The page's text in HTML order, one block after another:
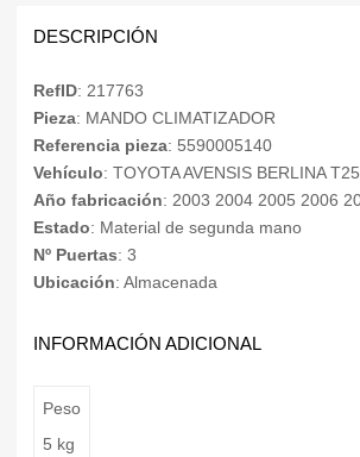
DESCRIPCIÓN
RefID: 217763
Pieza: MANDO CLIMATIZADOR
Referencia pieza: 5590005140
Vehículo: TOYOTA AVENSIS BERLINA T25
Año fabricación: 2003 2004 2005 2006
Estado: Material de segunda mano
Nº Puertas: 3
Ubicación: Almacenada
INFORMACIÓN ADICIONAL
Peso
5 kg